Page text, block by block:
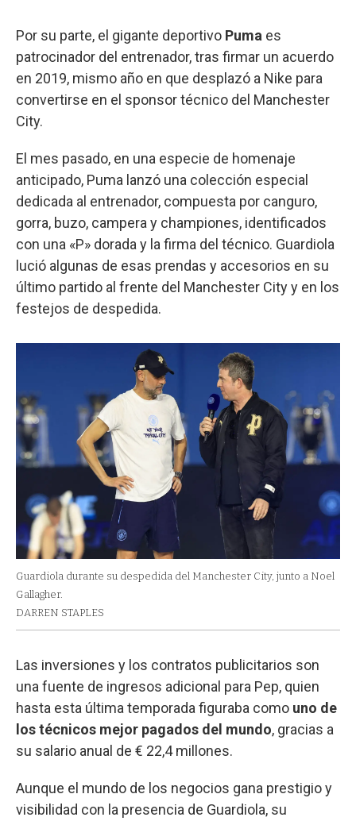
Por su parte, el gigante deportivo Puma es
patrocinador del entrenador, tras firmar un acuerdo
en 2019, mismo año en que desplazó a Nike para
convertirse en el sponsor técnico del Manchester
City.
El mes pasado, en una especie de homenaje
anticipado, Puma lanzó una colección especial
dedicada al entrenador, compuesta por canguro,
gorra, buzo, campera y championes, identificados
con una «P» dorada y la firma del técnico. Guardiola
lució algunas de esas prendas y accesorios en su
último partido al frente del Manchester City y en los
festejos de despedida.
Guardiola durante su despedida del Manchester City, junto a Noel
Gallagher.
DARREN STAPLES
Las inversiones y los contratos publicitarios son
una fuente de ingresos adicional para Pep, quien
hasta esta última temporada figuraba como uno de
los técnicos mejor pagados del mundo, gracias a
su salario anual de € 22,4 millones.
Aunque el mundo de los negocios gana prestigio y
visibilidad con la presencia de Guardiola, su